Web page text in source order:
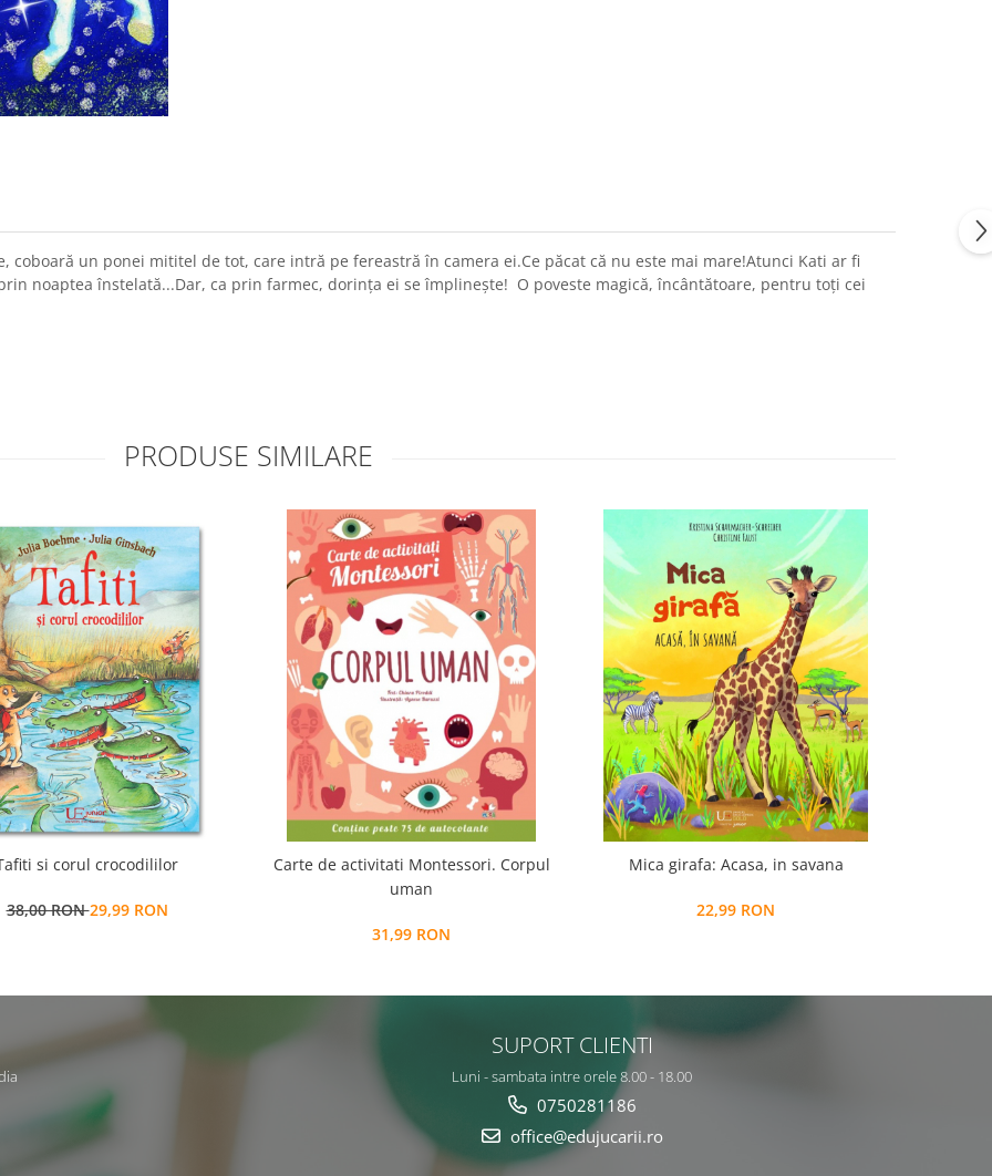
un ponei mititel de tot, care intră pe fereastră în camera ei.Ce păcat că nu este mai mare!Atunci Kati ar fi
noaptea înstelată...Dar, ca prin farmec, dorința ei se împlinește! O poveste magică, încântătoare, pentru toți cei
PRODUSE SIMILARE
si corul crocodililor
38,00 RON29,99 RON
Carte de activitati Montessori. Corpul
uman
31,99 RON
Mica girafa: Acasa, in savana
22,99 RON
SUPORT CLIENTI
Luni - sambata intre orele 8.00 - 18.00
0750281186
office@edujucarii.ro